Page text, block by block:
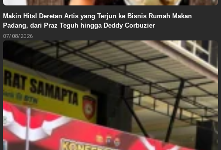
Makin Hits! Deretan Artis yang Terjun ke Bisnis Rumah Makan
Padang, dari Praz Teguh hingga Deddy Corbuzier
07/08/2026